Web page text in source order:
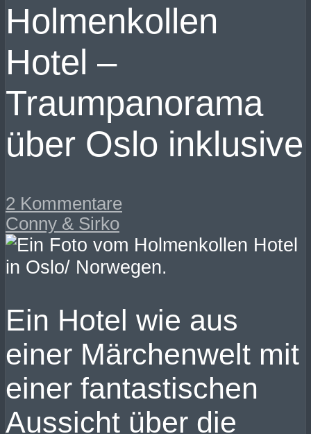
Holmenkollen
Hotel –
Traumpanorama
über Oslo inklusive
2 Kommentare
Conny & Sirko
Ein Hotel wie aus
einer Märchenwelt mit
einer fantastischen
Aussicht über die